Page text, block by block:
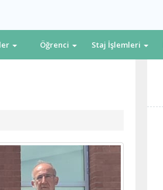
Öğrenci Staj İşlemleri